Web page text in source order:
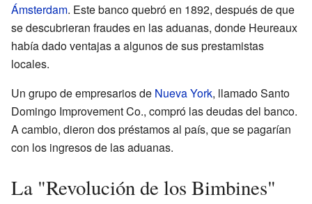
Ámsterdam. Este banco quebró en 1892, después de que
se descubrieran fraudes en las aduanas, donde Heureaux
había dado ventajas a algunos de sus prestamistas
locales.
Un grupo de empresarios de Nueva York, llamado Santo
Domingo Improvement Co., compró las deudas del banco.
A cambio, dieron dos préstamos al país, que se pagarían
con los ingresos de las aduanas.
La "Revolución de los Bimbines"